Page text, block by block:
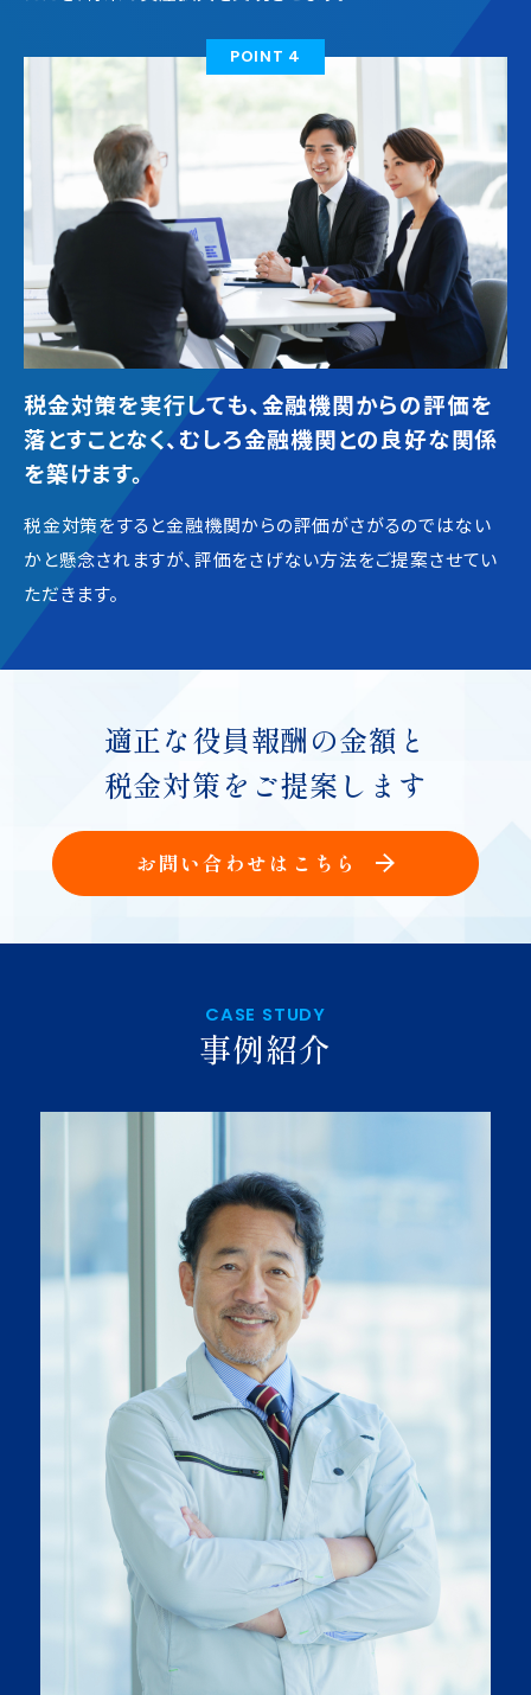
POINT 4
税金対策を実行しても、金融機関からの評価を
落とすことなく、むしろ金融機関との良好な関係
を築けます。
税金対策をすると金融機関からの評価がさがるのではない
かと懸念されますが、評価をさげない方法をご提案させてい
ただきます。
適正な役員報酬の金額 と
税金対策をご提案します
お問い合わせはこちら
CASE STUDY
事例紹介